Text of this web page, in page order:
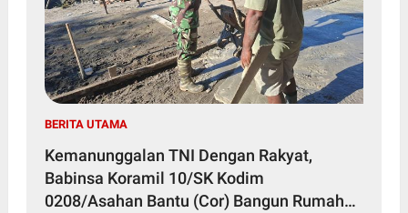
BERITA UTAMA
Kemanunggalan TNI Dengan Rakyat,
Babinsa Koramil 10/SK Kodim
0208/Asahan Bantu (Cor) Bangun Rumah